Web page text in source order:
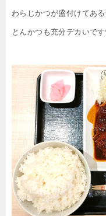
わらじかつが盛付けてあ
とんかつも充分デカいで